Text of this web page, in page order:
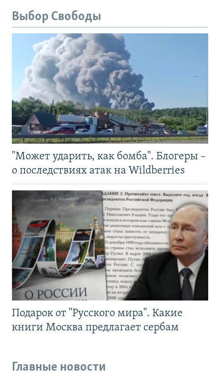
Выбор Свободы
"Может ударить, как бомба". Блогеры –
о последствиях атак на Wildberries
Подарок от "Русского мира". Какие
книги Москва предлагает сербам
Главные новости